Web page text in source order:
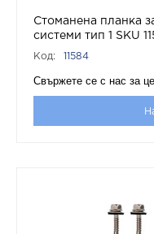
Стоманена планка
системи тип 1 SKU
Код: 11584
Свържете се с нас за